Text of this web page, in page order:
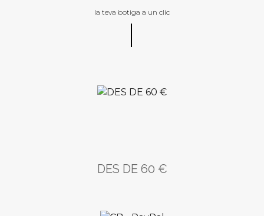
la teva botiga a un clic
DES DE 60 €